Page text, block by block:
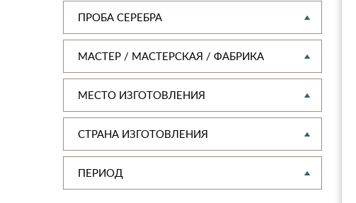
ПРОБА СЕРЕБРА
МАСТЕР / МАСТЕРСКАЯ / ФАБРИКА
МЕСТО ИЗГОТОВЛЕНИЯ
СТРАНА ИЗГОТОВЛЕНИЯ
ПЕРИОД